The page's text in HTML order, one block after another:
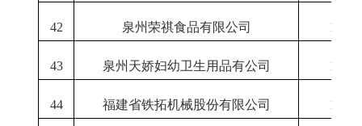
42 泉州荣祺食品有限公司 1-12
43 泉州天娇妇幼卫生用品有公司 1-12
44 福建省铁拓机械股份有限公司 1-12